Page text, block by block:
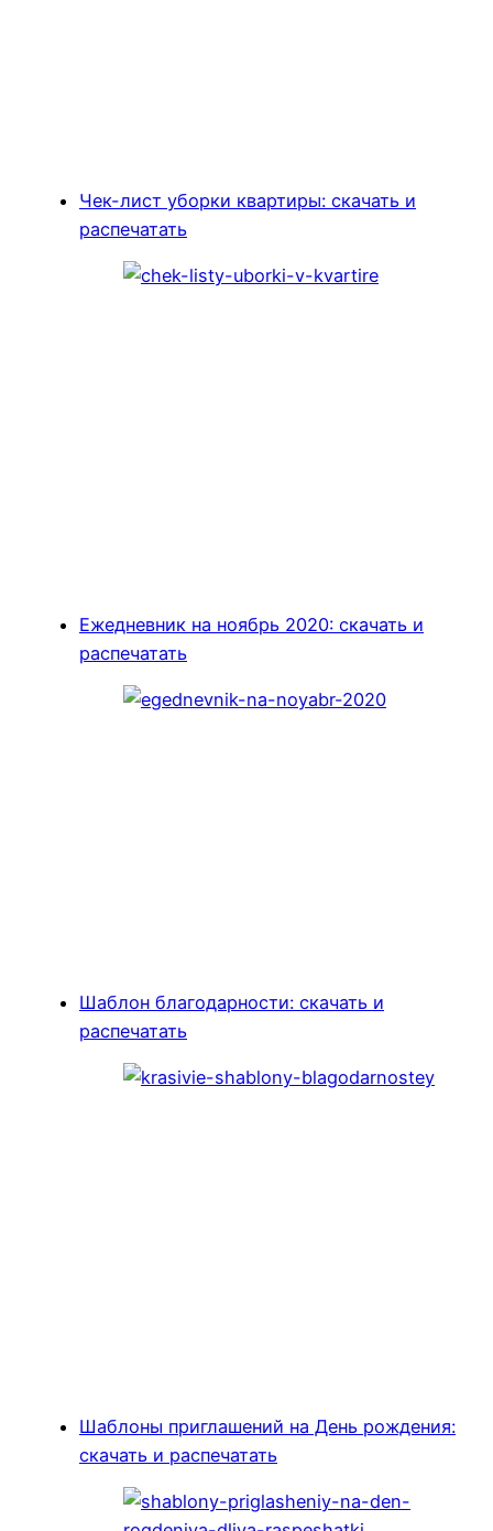
Чек-лист уборки квартиры: скачать и
распечатать
Ежедневник на ноябрь 2020: скачать и
распечатать
Шаблон благодарности: скачать и
распечатать
Шаблоны приглашений на День рождения:
скачать и распечатать